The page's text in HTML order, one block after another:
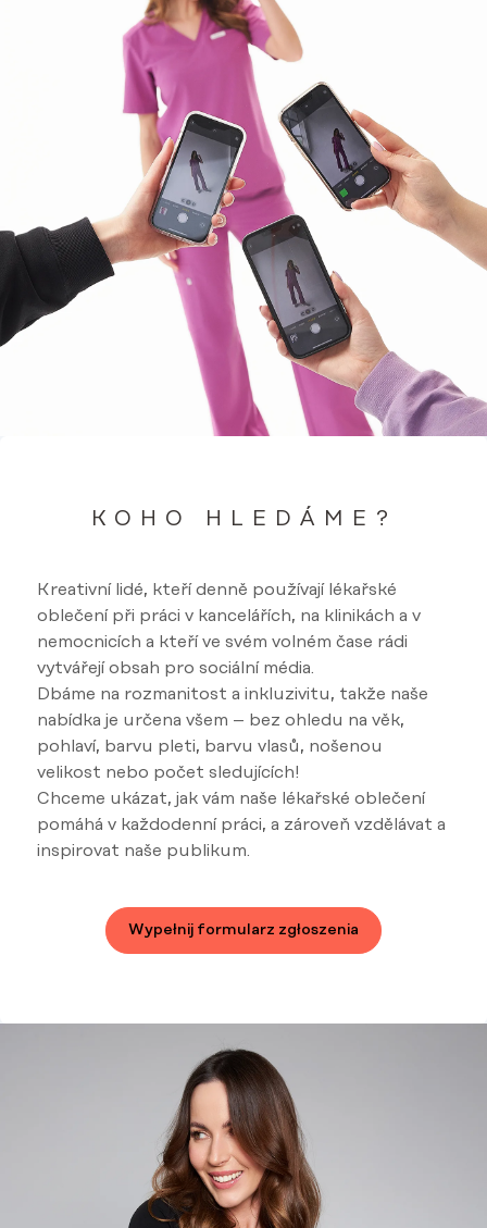
KOHO HLEDÁME?
Kreativní lidé, kteří denně používají lékařské
oblečení při práci v kancelářích, na klinikách a v
nemocnicích a kteří ve svém volném čase rádi
vytvářejí obsah pro sociální média.
Dbáme na rozmanitost a inkluzivitu, takže naše
nabídka je určena všem – bez ohledu na věk,
pohlaví, barvu pleti, barvu vlasů, nošenou
velikost nebo počet sledujících!
Chceme ukázat, jak vám naše lékařské oblečení
pomáhá v každodenní práci, a zároveň vzdělávat a
inspirovat naše publikum.
Wypełnij formularz zgłoszenia